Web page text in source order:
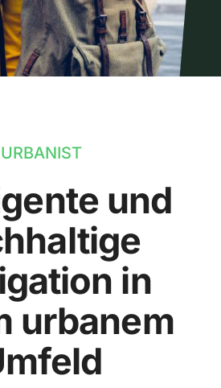
URBANIST
und
in
urbanem